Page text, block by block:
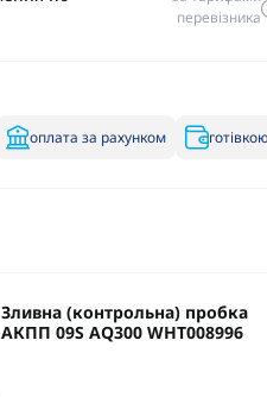
перевізника
оплата за рахунком готівкою
Зливна (контрольна) пробка
АКПП 09S AQ300 WHT008996